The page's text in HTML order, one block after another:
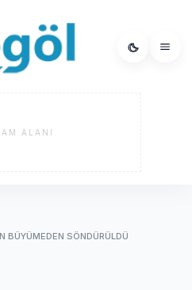
ALANI
BÜYÜMEDEN SÖNDÜRÜLDÜ